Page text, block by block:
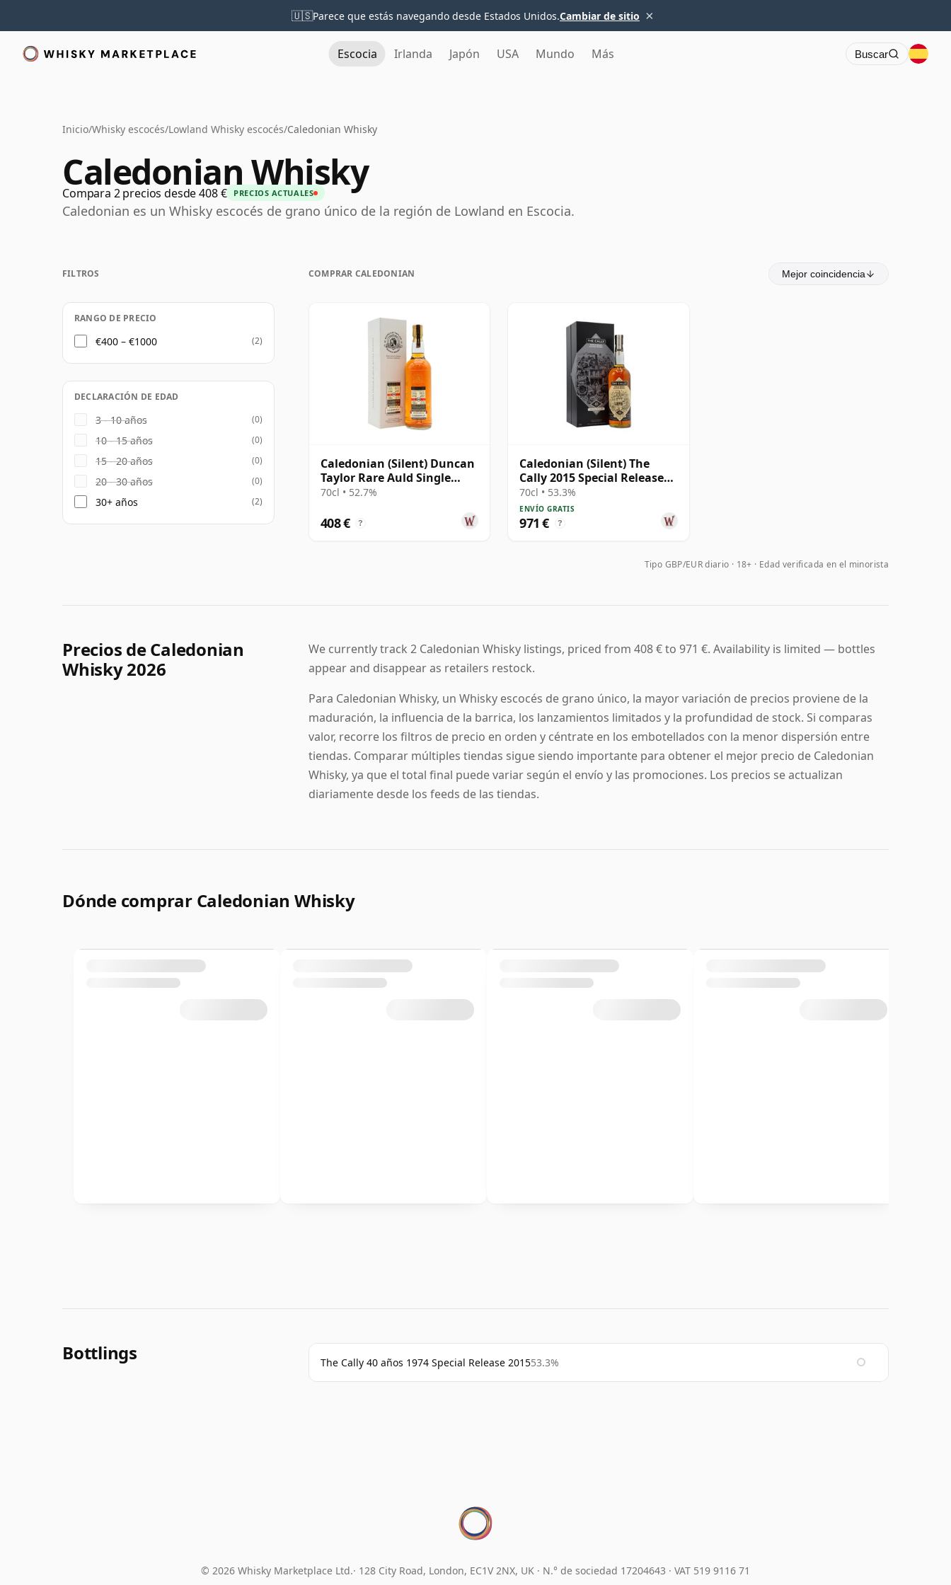
🇺🇸Parece que estás navegando desde Estados Unidos.Cambiar de sitio ×
Escocia Irlanda Japón USA Mundo Más Buscar
Inicio/Whisky escocés/Lowland Whisky escocés/Caledonian Whisky
Caledonian Whisky
Compara 2 precios desde 408 € PRECIOS ACTUALES
Caledonian es un Whisky escocés de grano único de la región de Lowland en Escocia.
COMPRAR CALEDONIAN Mejor coincidencia
Caledonian (Silent) Duncan
Taylor Rare Auld Single
Cask #7823876 1987 34 años
70cl • 52.7%
408 € ?
Caledonian (Silent) The
Cally 2015 Special Release
1974 40 años
70cl • 53.3%
ENVÍO GRATIS
971 € ?
Tipo GBP/EUR diario 18+ · Edad verificada en el minorista
FILTROS
RANGO DE PRECIO
€400 – €1000 (2)
DECLARACIÓN DE EDAD
3 - 10 años (0)
10 - 15 años (0)
15 - 20 años (0)
20 - 30 años (0)
30+ años (2)
Precios de Caledonian
Whisky 2026
We currently track 2 Caledonian Whisky listings, priced from 408 € to 971 €. Availability is limited — bottles
appear and disappear as retailers restock.
Para Caledonian Whisky, un Whisky escocés de grano único, la mayor variación de precios proviene de la
maduración, la influencia de la barrica, los lanzamientos limitados y la profundidad de stock. Si comparas
valor, recorre los filtros de precio en orden y céntrate en los embotellados con la menor dispersión entre
tiendas. Comparar múltiples tiendas sigue siendo importante para obtener el mejor precio de Caledonian
Whisky, ya que el total final puede variar según el envío y las promociones. Los precios se actualizan
diariamente desde los feeds de las tiendas.
Dónde comprar Caledonian Whisky
Bottlings The Cally 40 años 1974 Special Release 201553.3%
© 2026 Whisky Marketplace Ltd. 128 City Road, London, EC1V 2NX, UK · N.° de sociedad 17204643 · VAT 519 9116 71